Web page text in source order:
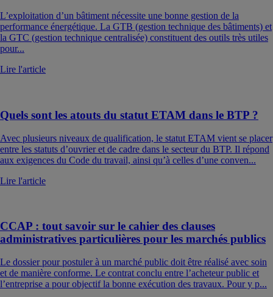
L’exploitation d’un bâtiment nécessite une bonne gestion de la
performance énergétique. La GTB (gestion technique des bâtiments) et
la GTC (gestion technique centralisée) constituent des outils très utiles
pour...
Lire l'article
Quels sont les atouts du statut ETAM dans le BTP ?
Avec plusieurs niveaux de qualification, le statut ETAM vient se placer
entre les statuts d’ouvrier et de cadre dans le secteur du BTP. Il répond
aux exigences du Code du travail, ainsi qu’à celles d’une conven...
Lire l'article
CCAP : tout savoir sur le cahier des clauses
administratives particulières pour les marchés publics
Le dossier pour postuler à un marché public doit être réalisé avec soin
et de manière conforme. Le contrat conclu entre l’acheteur public et
l’entreprise a pour objectif la bonne exécution des travaux. Pour y p...